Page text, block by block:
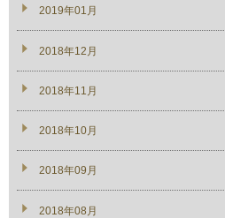
2019年01月
2018年12月
2018年11月
2018年10月
2018年09月
2018年08月